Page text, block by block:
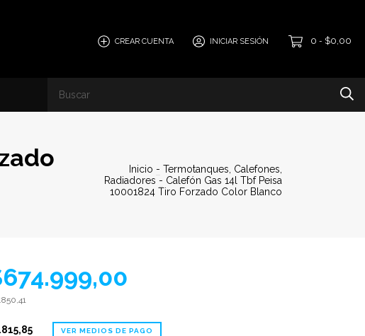
CREAR CUENTA INICIAR SESIÓN 0 - $0,00
Inicio - Termotanques, Calefones,
Radiadores - Calefón Gas 14l Tbf Peisa
10001824 Tiro Forzado Color Blanco
VER MEDIOS DE PAGO